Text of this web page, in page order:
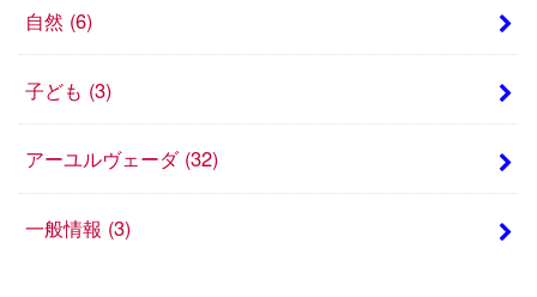
自然 (6)
子ども (3)
アーユルヴェーダ (32)
一般情報 (3)